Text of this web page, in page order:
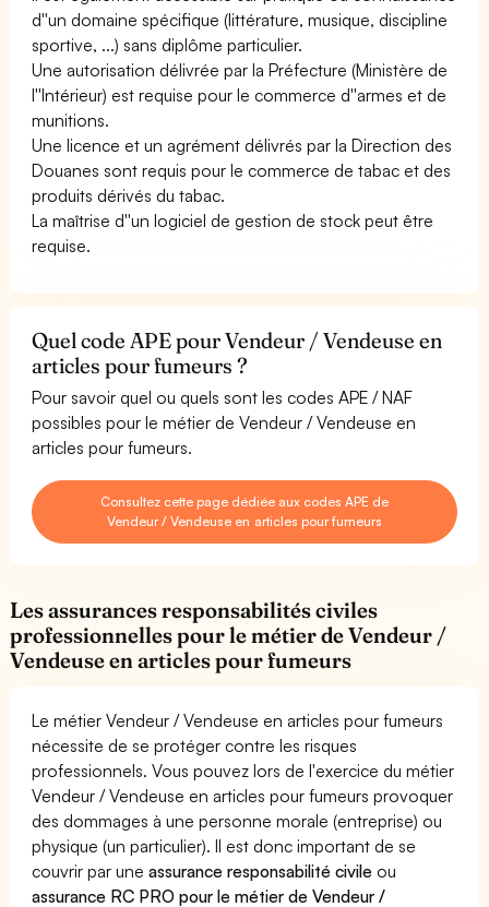
d''un domaine spécifique (littérature, musique, discipline
sportive, ...) sans diplôme particulier.
Une autorisation délivrée par la Préfecture (Ministère de
l''Intérieur) est requise pour le commerce d''armes et de
munitions.
Une licence et un agrément délivrés par la Direction des
Douanes sont requis pour le commerce de tabac et des
produits dérivés du tabac.
La maîtrise d''un logiciel de gestion de stock peut être
requise.
Quel code APE pour Vendeur / Vendeuse en
articles pour fumeurs ?
Pour savoir quel ou quels sont les codes APE / NAF
possibles pour le métier de Vendeur / Vendeuse en
articles pour fumeurs.
Consultez cette page dédiée aux codes APE de
Vendeur / Vendeuse en articles pour fumeurs
Les assurances responsabilités civiles
professionnelles pour le métier de Vendeur /
Vendeuse en articles pour fumeurs
Le métier Vendeur / Vendeuse en articles pour fumeurs
nécessite de se protéger contre les risques
professionnels. Vous pouvez lors de l'exercice du métier
Vendeur / Vendeuse en articles pour fumeurs provoquer
des dommages à une personne morale (entreprise) ou
physique (un particulier). Il est donc important de se
couvrir par uneassurance responsabilité civile ou
assurance RC PRO pour le métier de Vendeur /